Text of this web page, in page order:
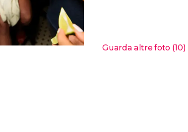
Guarda altre foto (10)